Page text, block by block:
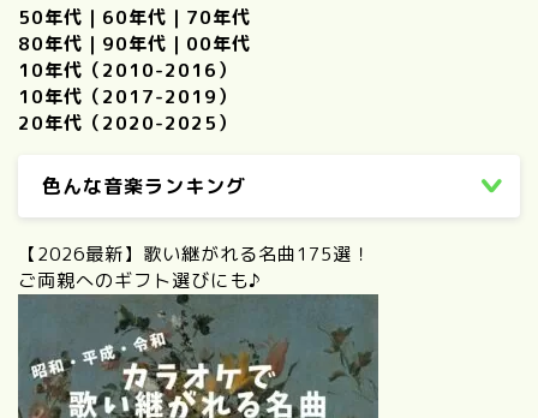
50年代 ｜ 60年代 ｜ 70年代
80年代 ｜ 90年代 ｜ 00年代
10年代（2010-2016）
10年代（2017-2019）
20年代（2020-2025）
色んな音楽ランキング
【2026最新】歌い継がれる名曲175選！
ご両親へのギフト選びにも♪